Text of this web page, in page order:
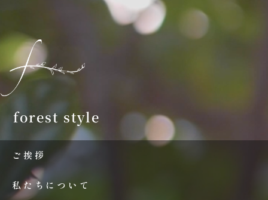
forest style
ご挨拶
私たちについて